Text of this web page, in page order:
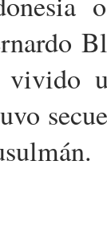
vivido